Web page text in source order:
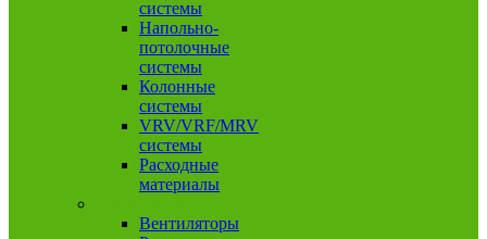
системы
Напольно-
потолочные
системы
Колонные
системы
VRV/VRF/MRV
системы
Расходные
материалы
Вентиляторы